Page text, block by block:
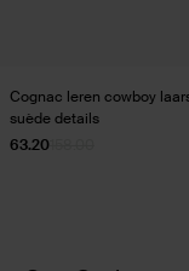
Cognac leren cowboy
suède details
63.20